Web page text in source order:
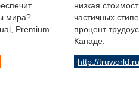
мира?
Premium
низкая
частичных
процент
Канаде.
http://